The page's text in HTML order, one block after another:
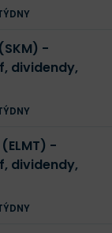
-
dividendy,
-
dividendy,